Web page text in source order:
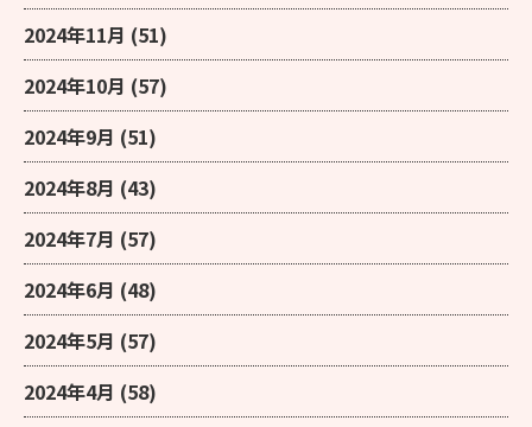
2024年11月 (51)
2024年10月 (57)
2024年9月 (51)
2024年8月 (43)
2024年7月 (57)
2024年6月 (48)
2024年5月 (57)
2024年4月 (58)